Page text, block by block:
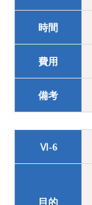
時間
費用
備考
Ⅵ-6
目的